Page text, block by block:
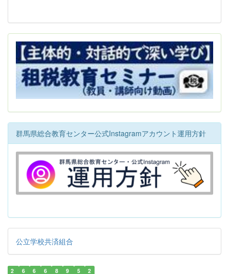
群馬県総合教育センター公式Instagramアカウント運用方針
公立学校共済組合
2 6 6 6 8 9 5 2